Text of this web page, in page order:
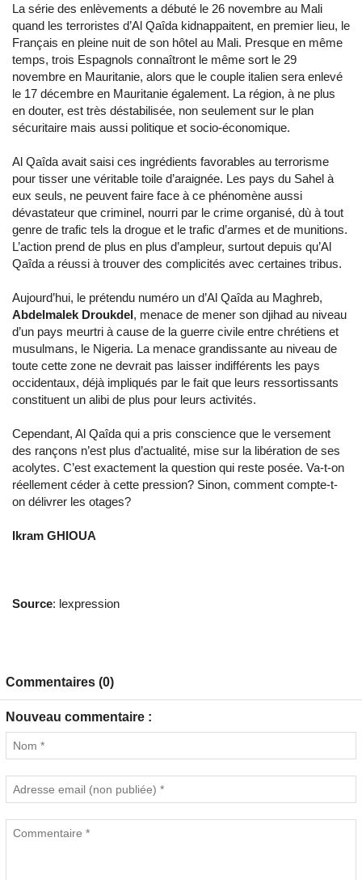
La série des enlèvements a débuté le 26 novembre au Mali
quand les terroristes d’Al Qaîda kidnappaitent, en premier lieu, le
Français en pleine nuit de son hôtel au Mali. Presque en même
temps, trois Espagnols connaîtront le même sort le 29
novembre en Mauritanie, alors que le couple italien sera enlevé
le 17 décembre en Mauritanie également. La région, à ne plus
en douter, est très déstabilisée, non seulement sur le plan
sécuritaire mais aussi politique et socio-économique.
Al Qaîda avait saisi ces ingrédients favorables au terrorisme
pour tisser une véritable toile d’araignée. Les pays du Sahel à
eux seuls, ne peuvent faire face à ce phénomène aussi
dévastateur que criminel, nourri par le crime organisé, dù à tout
genre de trafic tels la drogue et le trafic d’armes et de munitions.
L’action prend de plus en plus d’ampleur, surtout depuis qu’Al
Qaîda a réussi à trouver des complicités avec certaines tribus.
Aujourd’hui, le prétendu numéro un d’Al Qaîda au Maghreb,
Abdelmalek Droukdel, menace de mener son djihad au niveau
d’un pays meurtri à cause de la guerre civile entre chrétiens et
musulmans, le Nigeria. La menace grandissante au niveau de
toute cette zone ne devrait pas laisser indifférents les pays
occidentaux, déjà impliqués par le fait que leurs ressortissants
constituent un alibi de plus pour leurs activités.
Cependant, Al Qaîda qui a pris conscience que le versement
des rançons n’est plus d’actualité, mise sur la libération de ses
acolytes. C’est exactement la question qui reste posée. Va-t-on
réellement céder à cette pression? Sinon, comment compte-t-
on délivrer les otages?
Ikram GHIOUA
Source: lexpression
Commentaires (0)
Nouveau commentaire :